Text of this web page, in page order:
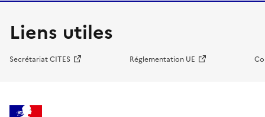
Liens utiles
Secrétariat CITES Réglementation UE